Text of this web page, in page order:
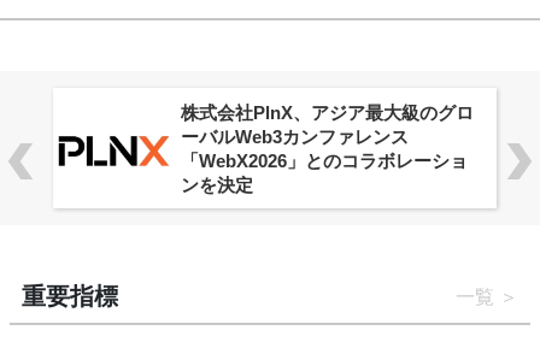
株式会社PlnX、アジア最大級のグロ
ーバルWeb3カンファレンス
「WebX2026」とのコラボレーショ
ンを決定
重要指標 一覧